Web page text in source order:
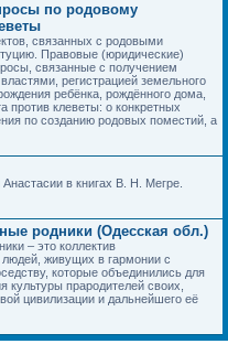
по родовому
связанных с родовыми
Правовые (юридические)
связанные с получением
регистрацией земельного
ребёнка, рождённого дома,
против клеветы: о конкретных
по созданию родовых поместий, а
в книгах В. Н. Мегре.
родники (Одесская обл.)
– это коллектив
живущих в гармонии с
которые объединились для
культуры прародителей своих,
цивилизации и дальнейшего её